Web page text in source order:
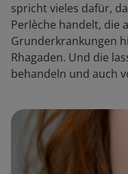
spricht vieles dafür,
Perlèche handelt, die
Grunderkrankungen
Rhagaden. Und die
behandeln und auch